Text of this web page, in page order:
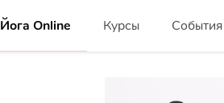
Йога Online Курсы События